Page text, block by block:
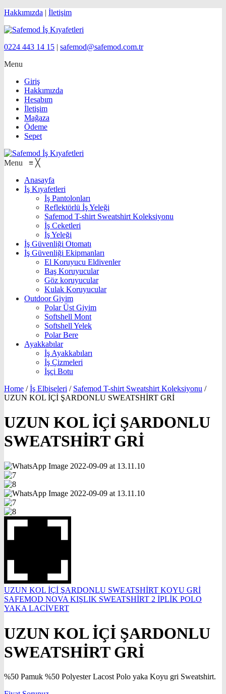
Hakkımızda | İletişim
0224 443 14 15 | safemod@safemod.com.tr
Menu
Giriş
Hakkımızda
Hesabım
İletişim
Mağaza
Ödeme
Sepet
Menu ≡ ╳
Anasayfa
İş Kıyafetleri
İş Pantolonları
Reflektörlü İş Yeleği
Safemod T-shirt Sweatshirt Koleksiyonu
İş Ceketleri
İş Yeleği
İş Güvenliği Otomatı
İş Güvenliği Ekipmanları
El Koruyucu Eldivenler
Baş Koruyucular
Göz koruyucular
Kulak Koruyucular
Outdoor Giyim
Polar Üst Giyim
Softshell Mont
Softshell Yelek
Polar Bere
Ayakkabılar
İş Ayakkabıları
İş Çizmeleri
İşçi Botu
Home / İş Elbiseleri / Safemod T-shirt Sweatshirt Koleksiyonu /
UZUN KOL İÇİ ŞARDONLU SWEATSHİRT GRİ
UZUN KOL İÇİ ŞARDONLU
SWEATSHİRT GRİ
UZUN KOL İÇİ ŞARDONLU SWEATSHİRT KOYU GRİ
SAFEMOD NOVA KIŞLIK SWEATSHİRT 2 İPLİK POLO
YAKA LACİVERT
UZUN KOL İÇİ ŞARDONLU
SWEATSHİRT GRİ
%50 Pamuk %50 Polyester Lacost Polo yaka Koyu gri Sweatshirt.